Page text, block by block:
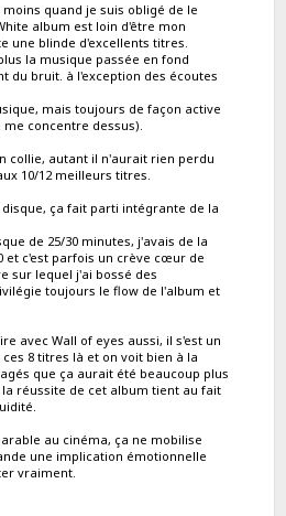
quand je suis obligé de le
album est loin d'être mon
une blinde d'excellents titres.
la musique passée en fond
du bruit. à l'exception des écoutes
mais toujours de façon active
concentre dessus).
collie, autant il n'aurait rien perdu
10/12 meilleurs titres.
ça fait parti intégrante de la
de 25/30 minutes, j'avais de la
et c'est parfois un crève cœur de
sur lequel j'ai bossé des
toujours le flow de l'album et
avec Wall of eyes aussi, il s'est un
8 titres là et on voit bien à la
que ça aurait été beaucoup plus
réussite de cet album tient au fait
au cinéma, ça ne mobilise
une implication émotionnelle
vraiment.